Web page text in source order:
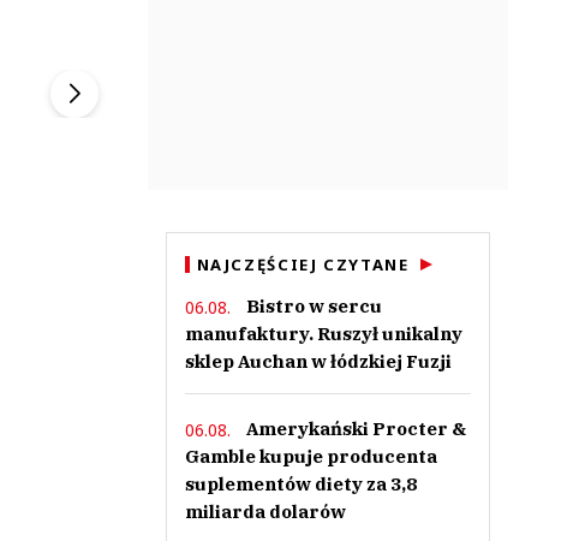
NAJCZĘŚCIEJ CZYTANE
06.08.
Bistro w sercu
manufaktury. Ruszył unikalny
sklep Auchan w łódzkiej Fuzji
06.08.
Amerykański Procter &
Gamble kupuje producenta
suplementów diety za 3,8
miliarda dolarów